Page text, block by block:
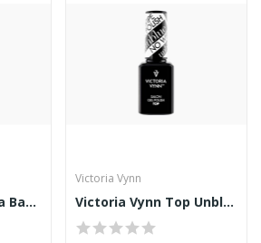
Victoria Vynn Mega Base Clear 8ml
Victoria Vynn
Victoria Vynn Top Unblue No Wipe 15ml